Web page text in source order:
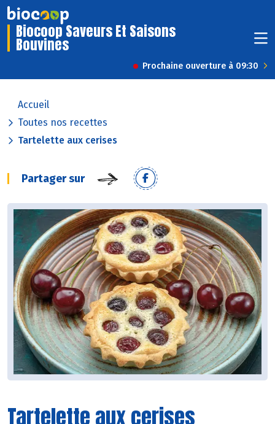
Biocoop Saveurs Et Saisons
Bouvines
Prochaine ouverture à 09:30
Accueil
Toutes nos recettes
Tartelette aux cerises
Partager sur
Tartelette aux cerises